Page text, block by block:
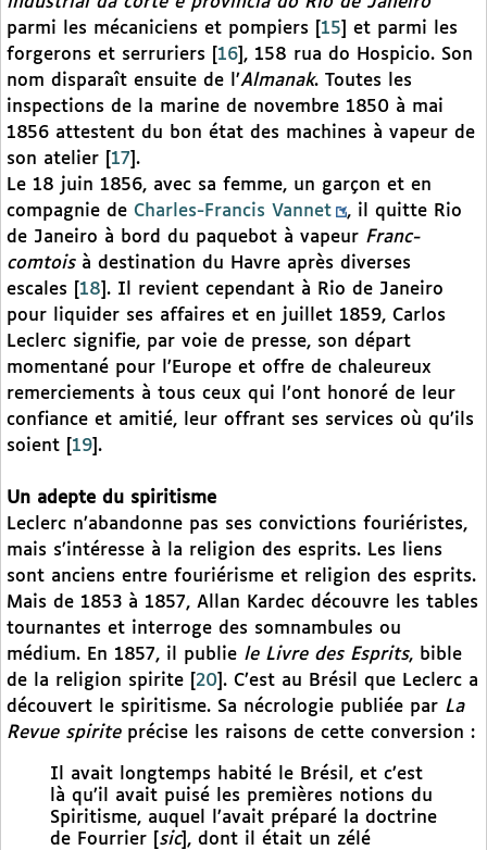
parmi les mécaniciens et pompiers
15
et parmi les
forgerons et serruriers
16 , 158 rua do Hospicio. Son
nom disparaît ensuite de l’Almanak. Toutes les
inspections de la marine de novembre 1850 à mai
1856 attestent du bon état des machines à vapeur de
son atelier
17 .
Le 18 juin 1856, avec sa femme, un garçon et en
compagnie de Charles-Francis Vannet
, il quitte Rio
de Janeiro à bord du paquebot à vapeur Franc-
comtoisà destination du Havre après diverses
escales
18 . Il revient cependant à Rio de Janeiro
pour liquider ses affaires et en juillet 1859, Carlos
Leclerc signifie, par voie de presse, son départ
momentané pour l’Europe et offre de chaleureux
remerciements à tous ceux qui l’ont honoré de leur
confiance et amitié, leur offrant ses services où qu’ils
soient
19 .
Un adepte du spiritisme
Leclerc n’abandonne pas ses convictions fouriéristes,
mais s’intéresse à la religion des esprits. Les liens
sont anciens entre fouriérisme et religion des esprits.
Mais de 1853 à 1857, Allan Kardec découvre les tables
tournantes et interroge des somnambules ou
médium. En 1857, il publie le Livre des Esprits, bible
de la religion spirite
20 . C’est au Brésil que Leclerc a
découvert le spiritisme. Sa nécrologie publiée par La
Revue spiriteprécise les raisons de cette conversion :
Il avait longtemps habité le Brésil, et c’est
là qu’il avait puisé les premières notions du
Spiritisme, auquel l’avait préparé la doctrine
de Fourrier [ sic], dont il était un zélé